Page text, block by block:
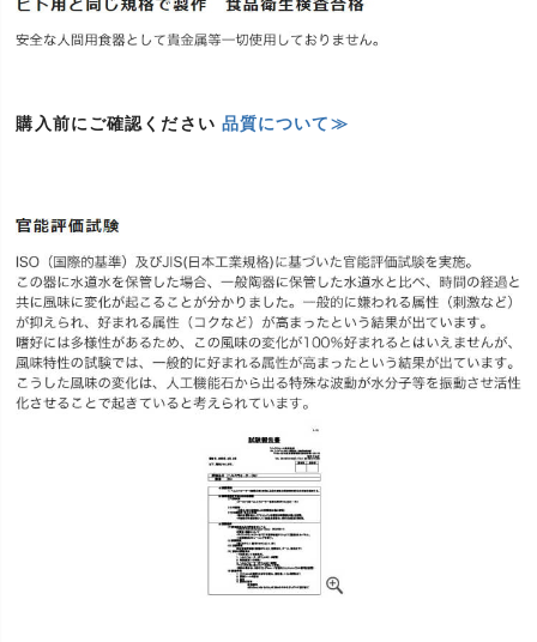
購入前にご確認ください 品質について≫